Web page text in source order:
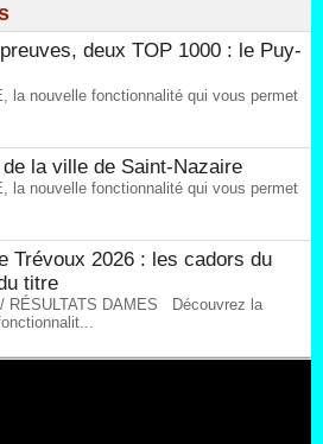
deux TOP 1000 : le Puy-
la nouvelle fonctionnalité qui vous permet
la ville de Saint-Nazaire
la nouvelle fonctionnalité qui vous permet
Trévoux 2026 : les cadors du
titre
RÉSULTATS DAMES Découvrez la